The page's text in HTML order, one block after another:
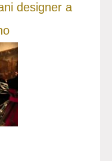
designer a